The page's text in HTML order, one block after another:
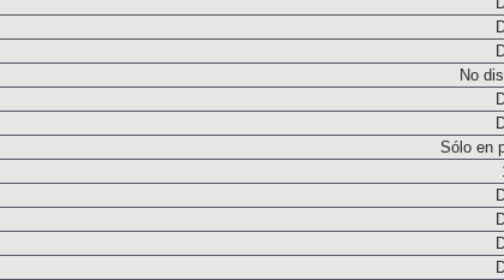
No
Sólo en